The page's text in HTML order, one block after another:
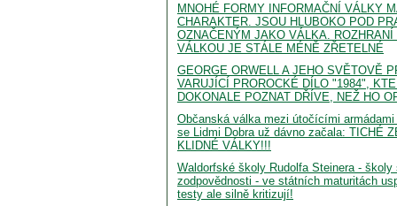
MNOHÉ FORMY INFORMAČNÍ VÁLKY
CHARAKTER. JSOU HLUBOKO POD
OZNAČENÝM JAKO VÁLKA.
VÁLKOU JE STÁLE MÉNĚ ZŘETELNÉ
GEORGE ORWELL A JEHO SVĚTOVĚ
VARUJÍCÍ PROROCKÉ DÍLO "1984",
DOKONALE POZNAT DŘÍVE, NEŽ HO
Občanská válka mezi útočícími
se Lidmi Dobra už dávno začala: TICHÉ
KLIDNÉ VÁLKY!!!
Waldorfské školy Rudolfa Steinera - školy
zodpovědnosti - ve státních maturitách
testy ale silně kritizují!